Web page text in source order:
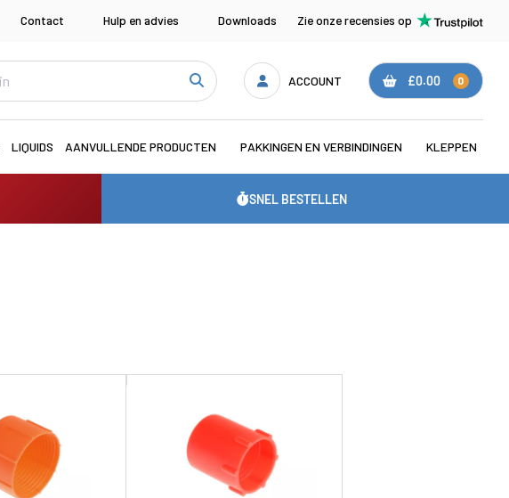
Contact Hulp en advies Downloads Zie onze recensies op
ACCOUNT £0.00 0
LIQUIDS AANVULLENDE PRODUCTEN PAKKINGEN EN VERBINDINGEN KLEPPEN
SNEL BESTELLEN